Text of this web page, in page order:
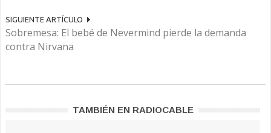
SIGUIENTE ARTÍCULO
Sobremesa: El bebé de Nevermind pierde la demanda
contra Nirvana
TAMBIÉN EN RADIOCABLE